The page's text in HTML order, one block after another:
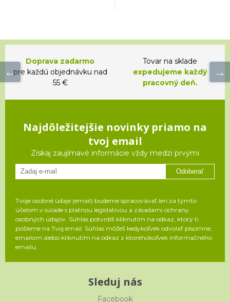
Doprava zadarmo
pre každú objednávku nad
55 €
Tovar na sklade
expedujeme každý
pracovný deň.
Najdôležitejšie novinky priamo na
tvoj email
Získaj zaujímavé informácie vždy medzi prvými
Odoberať
Tvoje osobné údaje (email) budeme spracovávať len za týmto
účelom v súlade s platnou legislatívou a zásadami ochrany
osobných údajov. Súhlas potvrdíš kliknutím na odkaz, ktorý ti
pošleme na Tvoj email. Súhlas môžeš kedykoľvek odvolať písomne,
emailom alebo kliknutím na odkaz z ktoréhokoľvek informačného
emailu.
Sleduj nás
Facebook